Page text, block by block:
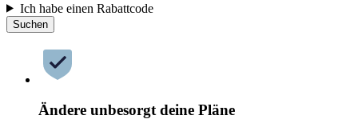
Ich habe einen Rabattcode
Suchen
Ändere unbesorgt deine Pläne